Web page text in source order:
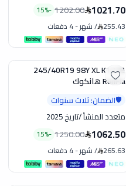
1021.70
1202.00
-
15%
255.43
/شهر-4 دفعات
تخفيض245/40R19 98Y XL K127B
RunFla هانكوك
🛡️الضمان: ثلاث سنوات
متعدد المنشأ/تاريخ 2025
1062.50
1250.00
-
15%
265.63
/شهر-4 دفعات